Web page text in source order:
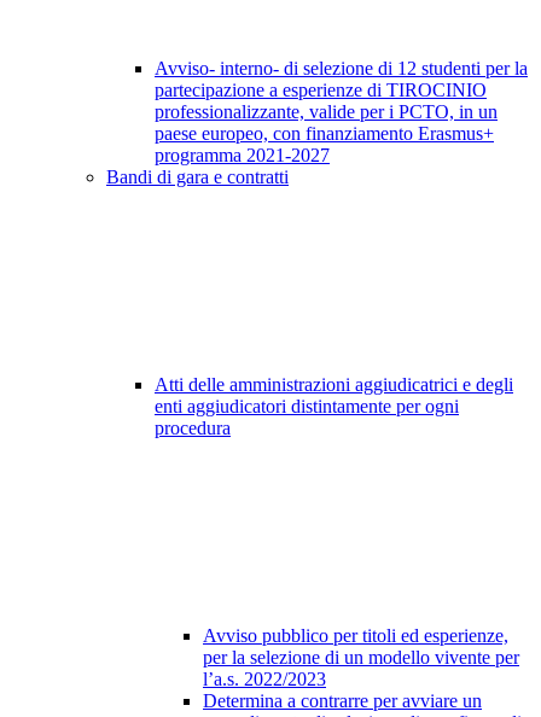
Avviso- interno- di selezione di 12 studenti per la
partecipazione a esperienze di TIROCINIO
professionalizzante, valide per i PCTO, in un
paese europeo, con finanziamento Erasmus+
programma 2021-2027
Bandi di gara e contratti
Atti delle amministrazioni aggiudicatrici e degli
enti aggiudicatori distintamente per ogni
procedura
Avviso pubblico per titoli ed esperienze,
per la selezione di un modello vivente per
l’a.s. 2022/2023
Determina a contrarre per avviare un